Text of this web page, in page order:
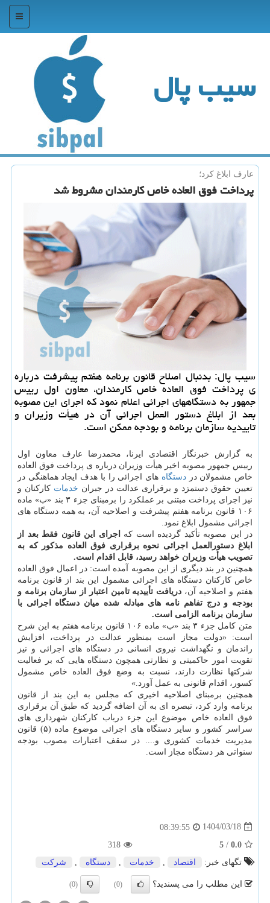
منو
سیب پال
عارف ابلاغ كرد؛
پرداخت فوق العاده خاص کارمندان مشروط شد
سیب پال: بدنبال اصلاح قانون برنامه هفتم پیشرفت درباره
ی پرداخت فوق العاده خاص کارمندان، معاون اول رییس
جمهور به دستگاههای اجرائی اعلام نمود که اجرای این مصوبه
بعد از ابلاغ دستور العمل اجرائی آن در هیأت وزیران و
تاییدیه سازمان برنامه و بودجه ممکن است.
به گزارش خبرنگار اقتصادی ایرنا، محمدرضا عارف معاون اول
رییس جمهور مصوبه اخیر هیأت وزیران درباره ی پرداخت فوق العاده
خاص مشمولان دردستگاه های اجرائی را با هدف ایجاد هماهنگی در
تعیین حقوق دستمزد و برقراری عدالت در جبران خدمات کارکنان و
نیز اجرای پرداخت مبتنی بر عملکرد را برمبنای جزء ۳ بند «ب» ماده
۱۰۶ قانون برنامه هفتم پیشرفت و اصلاحیه آن، به همه دستگاه های
اجرائی مشمول ابلاغ نمود.
در این مصوبه تأکید گردیده است که اجرای این قانون فقط بعد از
ابلاغ دستورالعمل اجرائی نحوه برقراری فوق العاده مذکور که به
تصویب هیأت وزیران خواهد رسید، قابل اقدام است.
همچنین در بند دیگری از این مصوبه آمده است: در اعمال فوق العاده
خاص کارکنان دستگاه های اجرائی مشمول این بند از قانون برنامه
هفتم و اصلاحیه آن، دریافت تأییدیه تامین اعتبار از سازمان برنامه و
بودجه و درج تفاهم نامه های مبادله شده میان دستگاه اجرائی با
سازمان برنامه الزامی است.
متن کامل جزء ۳ بند «ب» ماده ۱۰۶ قانون برنامه هفتم به این شرح
است: «دولت مجاز است بمنظور عدالت در پرداخت، افزایش
راندمان و نگهداشت نیروی انسانی در دستگاه های اجرائی و نیز
تقویت امور حاکمیتی و نظارتی همچون دستگاه هایی که بر فعالیت
شرکتها نظارت دارند، نسبت به وضع فوق العاده خاص مشمول
کسور، اقدام قانونی به عمل آورد.»
همچنین برمبنای اصلاحیه اخیری که مجلس به این بند از قانون
برنامه وارد کرد، تبصره ای به آن اضافه گردید که طبق آن برقراری
فوق العاده خاص موضوع این جزء درباب کارکنان شهرداری های
سراسر کشور و سایر دستگاه های اجرائی موضوع ماده (۵) قانون
مدیریت خدمات کشوری و.... در سقف اعتبارات مصوب بودجه
سنواتی هر دستگاه مجاز است.
1404/03/18
08:39:55
0.0
/
5
318
تگهای خبر:
اقتصاد خدمات دستگاه شركت
این مطلب را می پسندید؟ (0)
(0)